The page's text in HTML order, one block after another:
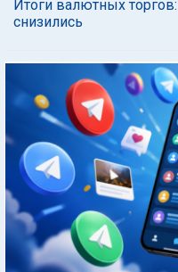
Итоги валютных
снизились